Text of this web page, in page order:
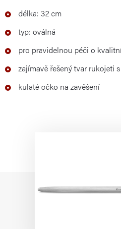
délka: 32 cm
typ: oválná
pro pravidelnou péči o
zajímavě řešený tvar rukojeti
kulaté očko na zavěšení